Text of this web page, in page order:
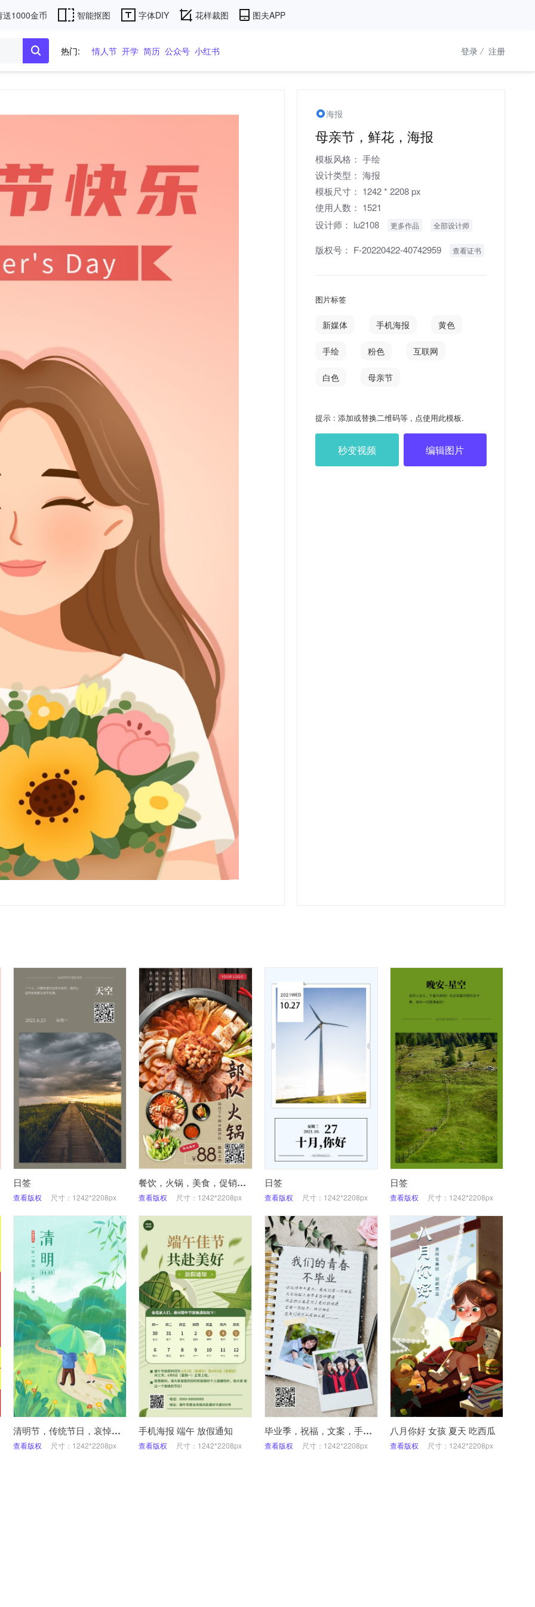
送1000金币 智能抠图 字体DIY 花样裁图 图夫APP
热门: 情人节 开学 简历 公众号 小红书 登录 / 注册
海报
母亲节，鲜花，海报
模板风格： 手绘
设计类型： 海报
模板尺寸： 1242 * 2208 px
使用人数： 1521
设计师： lu2108 更多作品 全部设计师
版权号： F-20220422-40742959 查看证书
图片标签
新媒体 手机海报 黄色
手绘 粉色 互联网
白色 母亲节
提示 : 添加或替换二维码等 , 点使用此模板.
秒变视频 编辑图片
日签
查看版权 尺寸：1242*2208px
餐饮，火锅，美食，促销，手机海报
查看版权 尺寸：1242*2208px
日签
查看版权 尺寸：1242*2208px
日签
查看版权 尺寸：1242*2208px
清明节，传统节日，哀悼，祝福，插画，手机海报
查看版权 尺寸：1242*2208px
手机海报 端午 放假通知
查看版权 尺寸：1242*2208px
毕业季，祝福，文案，手机海报
查看版权 尺寸：1242*2208px
八月你好 女孩 夏天 吃西瓜
查看版权 尺寸：1242*2208px